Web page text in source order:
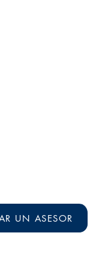
UN ASESOR